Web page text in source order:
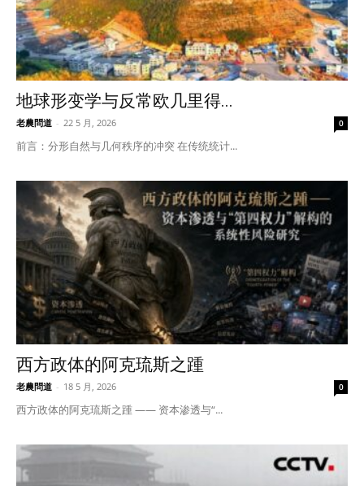
地球形变学与反常欧几里得...
老農問道 - 22 5 月, 2026 0
前言：分形自然与几何秩序的冲突 在传统统计...
西方政体的阿克琉斯之踵
老農問道 - 18 5 月, 2026 0
西方政体的阿克琉斯之踵 —— 资本渗透与“...